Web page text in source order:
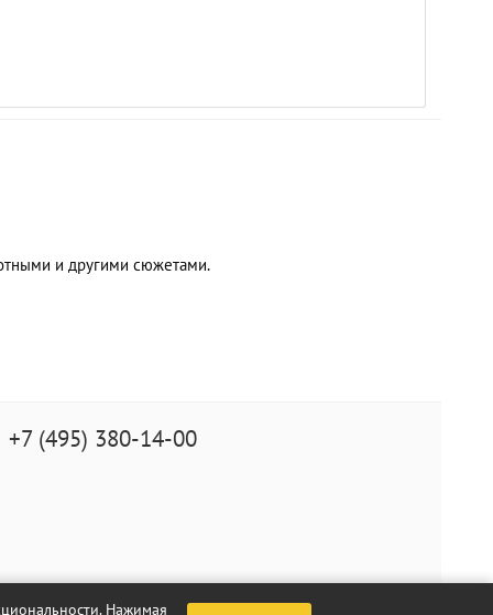
и другими сюжетами.
+7 (495) 380-14-00
Нажимая